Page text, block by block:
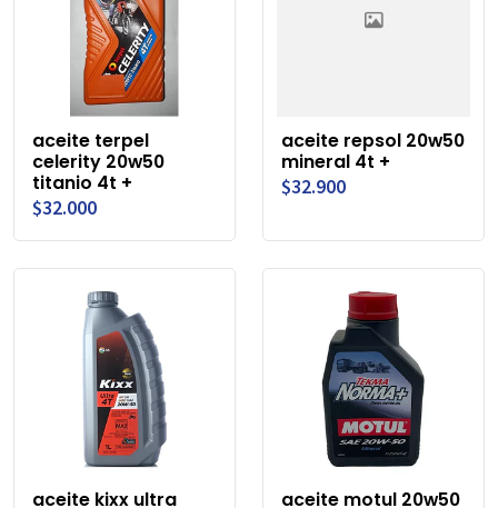
aceite terpel
celerity 20w50
titanio 4t +
$32.000
aceite repsol 20w50
mineral 4t +
$32.900
aceite kixx ultra
aceite motul 20w50